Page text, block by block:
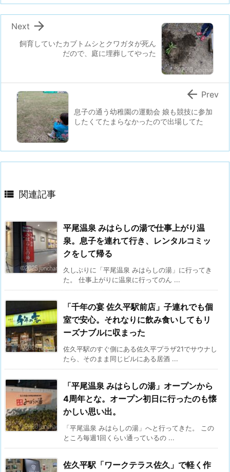
飼育していたカブトムシとクワガタが死ん
だので、庭に埋葬してやった

Next
息子の通う幼稚園の運動会 娘も競技に参加
したくてたまらなかったので出場してた
 Prev
 関連記事
平尾温泉 みはらしの湯で仕事上がり温
泉。息子を連れて行き、レンタルコミッ
クをして帰る
久しぶりに「平尾温泉 みはらしの湯」に行ってき
た。 仕事上がりに温泉に行ってのん ...
「千年の宴 佐久平駅前店」子連れでも個
室で安心。それなりに飲み食いしてもリ
ーズナブルに収まった
佐久平駅のすぐ側にある佐久平プラザ21でサウナし
たら、そのまま同じビルにある居酒 ...
「平尾温泉 みはらしの湯」オープンから
4周年とな。オープン初日に行ったのも懐
かしい思い出。
「平尾温泉 みはらしの湯」へと行ってきた。 この
ところ毎週1回くらい通っているの ...
佐久平駅「ワークテラス佐久」で軽く作